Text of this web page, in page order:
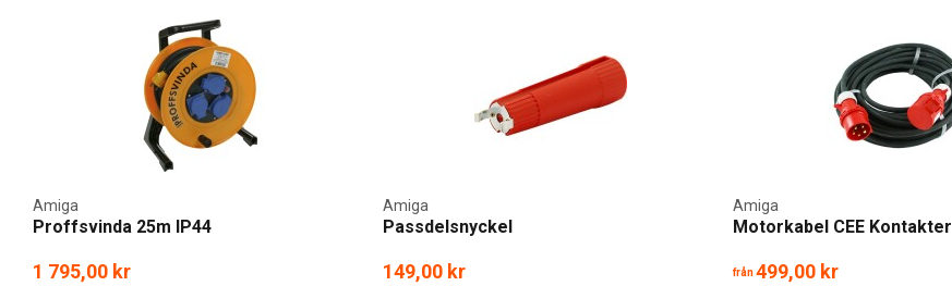
Proffsvinda 25m IP44
Amiga
1 795,00 kr
Passdelsnyckel
Amiga
149,00 kr
Motorkabel CEE Kontakter
Amiga
från499,00 kr